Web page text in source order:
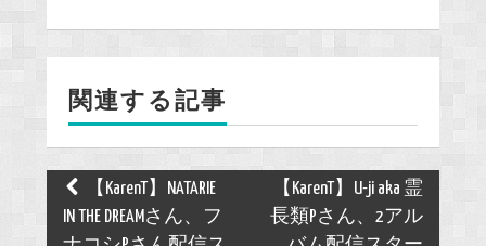
o
k
関連する記事
Post
navigation
【KarenT】NATARIE
IN THE DREAMさん、フ
【KarenT】U-ji aka 霊
長類Pさん、2アル